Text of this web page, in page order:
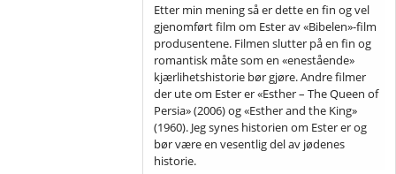
Etter min mening så er dette en fin og vel
gjenomført film om Ester av «Bibelen»-film
produsentene. Filmen slutter på en fin og
romantisk måte som en «enestående»
kjærlihetshistorie bør gjøre. Andre filmer
der ute om Ester er «Esther – The Queen of
Persia» (2006) og «Esther and the King»
(1960). Jeg synes historien om Ester er og
bør være en vesentlig del av jødenes
historie.